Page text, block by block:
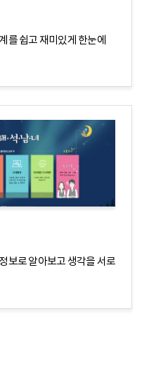
를 쉽고 재미있게 한눈에
보로 알아보고 생각을 서로